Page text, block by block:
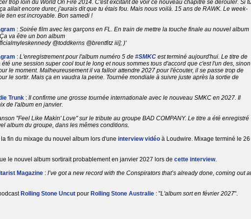
trop loin du World On Fire 2014. C'est excitant de voir ce nouveau chapitre se dérouler. Si
allait encore durer, j'aurais dit que tu étais fou. Mais nous voilà. 15 ans de RAWK. Le week-
tien est incroyable. Bon samedi !
: Soirée film avec les garçons en FL. En train de mettre la touche finale au nouvel album
va être un bon album
@toddkerns @brentfitz iii]; )'
: L'enregistrement pour l'album numéro 5 de #SMKC est terminé aujourd'hui. Le titre de
une session super cool tout le long et nous sommes tous d'accord que c'est l'un des, sinon
le moment. Malheureusement il va falloir attendre 2027 pour l'écouter, il se passe trop de
le sortir. Mais ça en vaudra la peine. Tournée mondiale à suivre juste après la sortie de
Trunk : Il confirme une grosse tournée internationale avec le nouveau SMKC en 2027. Il
de l'album en janvier.
"Feel Like Makin' Love" sur le tribute au groupe BAD COMPANY. Le titre a été enregistré
album du groupe, dans les mêmes conditions.
fin du mixage du nouvel album lors d'une interview vidéo à Loudwire. Mixage terminé le 26
le nouvel album sortirait probablement en janvier 2027 lors de cette interview.
Magazine : I’ve got a new record with the Conspirators that’s already done, coming out at
Rolling Stone Uncut pour Rolling Stone Australie : "L'album sort en février 2027".